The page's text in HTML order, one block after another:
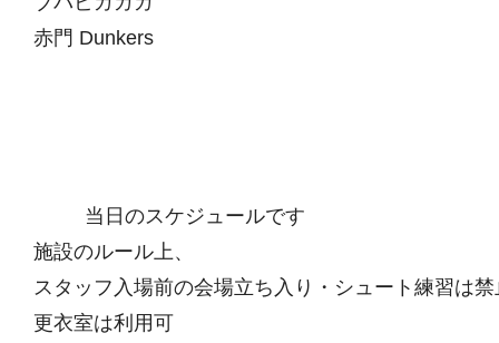
赤門 Dunkers
当日のスケジュールです
施設のルール上、
スタッフ入場前の会場立ち入り・シュート練習は
更衣室は利用可